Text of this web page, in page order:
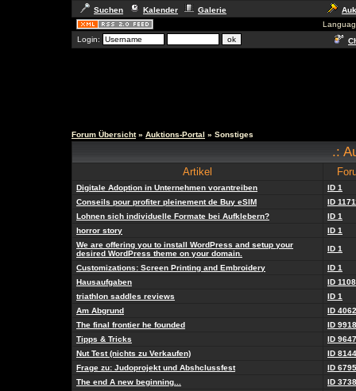
Suchen Kalender Galerie
Login:
Forum Übersicht» Auktions-Portal » Sonstiges
.:
Artikel
Digitale Adoption in Unternehmen vorantreiben
ID 1
Conseils pour profiter pleinement de Buy eSIM
ID
Lohnen sich individuelle Formate bei Aufklebern?
ID 1
horror story
ID 1
We are offering you to install WordPress and setup your
desired WordPress theme on your domain.
ID 1
Customizations: Screen Printing and Embroidery
ID 1
Hausaufgaben
ID
triathlon saddles reviews
ID 1
Am Abgrund
ID 4062
The final frontier he founded
ID 9918
Tipps & Tricks
ID 9647
Nut Test (nichts zu Verkaufen)
ID 8144
Frage zu: Judoprojekt und Abshclussfest
ID 6795
The end A new beginning...
ID 3738